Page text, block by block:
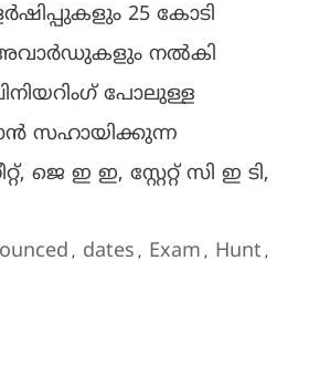
25 കോടി
നൽകി
പോലുള്ള
സഹായിക്കുന്ന
ജെ ഇ ഇ, സ്റ്റേറ്റ് സി ഇ ടി,
, dates , Exam , Hunt ,